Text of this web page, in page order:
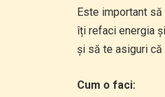
Este important
îți refaci energia
și să te asiguri că
Cum o faci: